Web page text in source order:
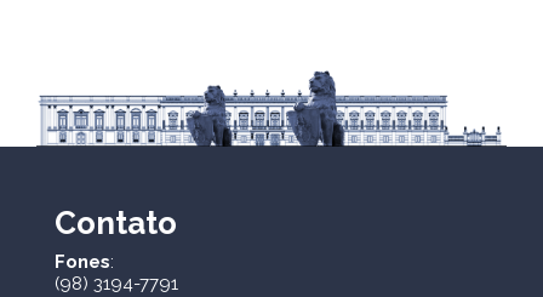
Contato
Fones:
(98) 3194-7791